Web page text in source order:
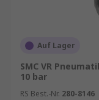
Vielzahl von
werden
Zylindern,
Auf Lager
SMC VR
10 bar
RS Best.-Nr. 280-8146